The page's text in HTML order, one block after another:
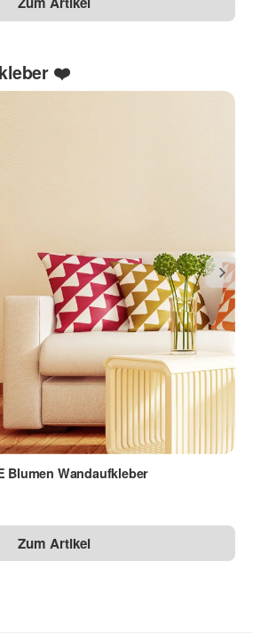
❤️
Blumen Wandaufkleber
Zum Artikel